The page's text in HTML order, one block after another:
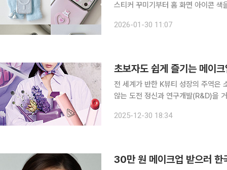
스티커 꾸미기부터 홈 화면 아이콘
플래토는 출시 초기 "투박하다"는 평
2026-01-30 11:07
전 세계가 반한 K뷰티 성장의 주역은
않는 도전 정신과 연구개발(R&D)을
시장에서 K뷰티 위상을 빛내고 있는
2025-12-30 18:34
30만 원 메이크업 받으러 한